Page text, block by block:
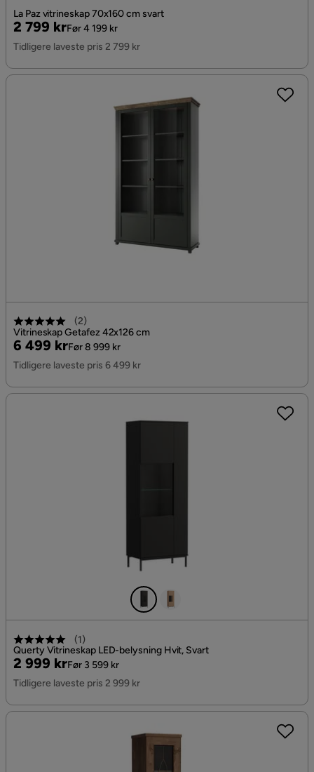
La Paz vitrineskap 70x160 cm svart
Pris
2 799 kr
Original
Pris
Før 4 199 kr
Tidligere laveste pris 2 799 kr
(2)
Vitrineskap Getafez 42x126 cm
Pris
6 499 kr
Original
Pris
Før 8 999 kr
Tidligere laveste pris 6 499 kr
(1)
Querty Vitrineskap LED-belysning Hvit, Svart
Pris
2 999 kr
Original
Pris
Før 3 599 kr
Tidligere laveste pris 2 999 kr